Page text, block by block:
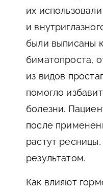
их
и
были выписаны
биматопроста,
из видов
помогло
болезни.
после
растут
результатом.
Как влияют